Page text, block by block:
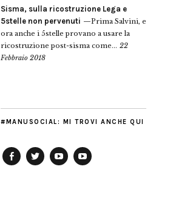
Sisma, sulla ricostruzione Lega e
5stelle non pervenuti
Prima Salvini, e
ora anche i 5stelle provano a usare la
ricostruzione post-sisma come... 22
Febbraio 2018
#MANUSOCIAL: MI TROVI ANCHE QUI